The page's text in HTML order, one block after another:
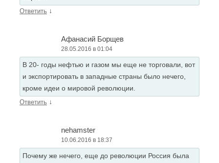
Ответить ↓
Афанасий Борщев
28.05.2016 в 01:04
В 20- годы нефтью и газом мы еще не торговали, вот
и экспортировать в западные страны было нечего,
кроме идеи о мировой революции.
Ответить ↓
nehamster
10.06.2016 в 18:37
Почему же нечего, еще до революции Россия была